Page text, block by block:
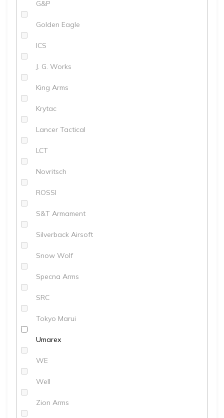
G&P
Golden Eagle
ICS
J. G. Works
King Arms
Krytac
Lancer Tactical
LCT
Novritsch
ROSSI
S&T Armament
Silverback Airsoft
Snow Wolf
Specna Arms
SRC
Tokyo Marui
Umarex
WE
Well
Zion Arms